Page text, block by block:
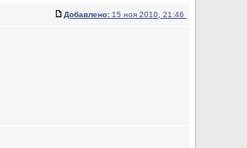
Добавлено: 15 ноя 2010, 21:46